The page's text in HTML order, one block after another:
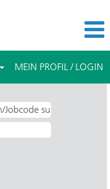
MEIN PROFIL / LOGIN